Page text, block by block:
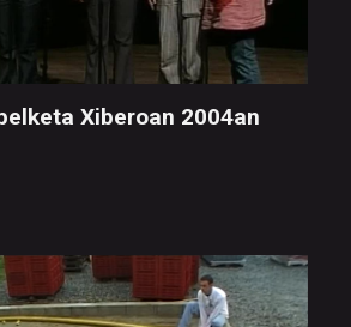
Xiberoan 2004an